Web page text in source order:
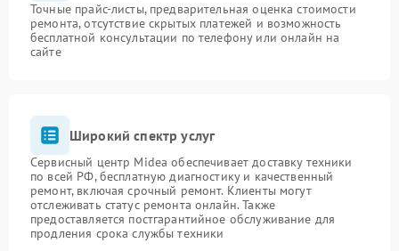
Точные прайс-листы, предварительная оценка стоимости
ремонта, отсутствие скрытых платежей и возможность
бесплатной консультации по телефону или онлайн на
сайте
Широкий спектр услуг
Сервисный центр Midea обеспечивает доставку техники
по всей РФ, бесплатную диагностику и качественный
ремонт, включая срочный ремонт. Клиенты могут
отслеживать статус ремонта онлайн. Также
предоставляется постгарантийное обслуживание для
продления срока службы техники